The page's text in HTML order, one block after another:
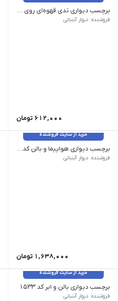
برچسب دیواری تدی قهوه‌ای روی ابر کد 1567 وزن 120 گرم سایز: دو لت 100 در 65 سانت رنگ رنگبندی غیر قابل تغییر هست
فروشنده: دیوار آبنباتی
612,000 تومان
خرید از سایت فروشنده
برچسب دیواری هواپیما و بالن کد 1555 وزن 120 گرم سایز: دو لت 100 در 65 سانت رنگ رنگبندی غیر قابل تغییر هست
فروشنده: دیوار آبنباتی
1,638,000 تومان
خرید از سایت فروشنده
برچسب دیواری بالن و ابر کد 1533
وزن 120 گرم سایز: ابعاد بعد از نصب طول 160 سانت ارتفاع 110 سانت رنگ: بدون تغییر رنگ
فروشنده: دیوار آبنباتی